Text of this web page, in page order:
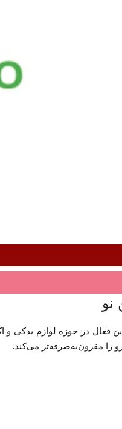
نو
فعال در حوزه لوازم یدکی
را مقرون‌به‌صرفه‌تر می‌کند.